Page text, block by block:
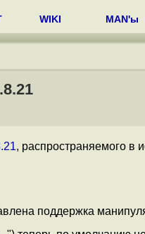
WIKI MAN'ы
, распространяемого в
поддержка